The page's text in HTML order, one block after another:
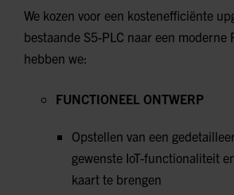
We kozen voor een kostenefficiënte
bestaande S5-PLC naar een moderne
hebben we:
FUNCTIONEEL ONTWERP
Opstellen van een
gewenste IoT-functionaliteit
kaart te brengen